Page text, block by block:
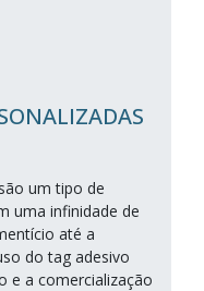
um tipo de
uma infinidade de
até a
do tag adesivo
e a comercialização